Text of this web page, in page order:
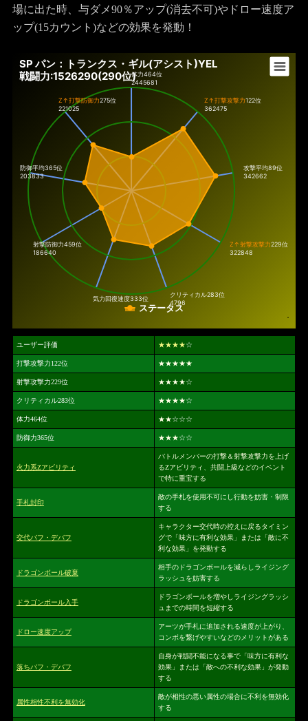
場に出た時、与ダメ90％アップ(消去不可)やドロー速度ア
ップ(15カウント)などの効果を発動！
SP パン：トランクス・ギル(アシスト)YEL
戦闘力:1526290(290位)
ステータス
体力464位
2445681
Z↑打撃攻撃力122位
362475
攻撃平均89位
342662
Z↑射撃攻撃力229位
322848
クリティカル283位
4796
気力回復速度333位
射撃防御力459位
186640
防御平均365位
203833
Z↑打撃防御力275位
221025
ユーザー評価 ★★★★☆
打撃攻撃力122位 ★★★★★
射撃攻撃力229位 ★★★★☆
クリティカル283位 ★★★★☆
体力464位 ★★☆☆☆
防御力365位 ★★★☆☆
火力系Zアビリティ
バトルメンバーの打撃＆射撃攻撃力を上げ
るZアビリティ、共闘上級などのイベント
で特に重宝する
手札封印
敵の手札を使用不可にし行動を妨害・制限
する
交代バフ・デバフ
キャラクター交代時の控えに戻るタイミン
グで「味方に有利な効果」または「敵に不
利な効果」を発動する
ドラゴンボール破棄
相手のドラゴンボールを減らしライジング
ラッシュを妨害する
ドラゴンボール入手
ドラゴンボールを増やしライジングラッシ
ュまでの時間を短縮する
ドロー速度アップ
アーツが手札に追加される速度が上がり、
コンボを繋げやすいなどのメリットがある
落ちバフ・デバフ
自身が戦闘不能になる事で「味方に有利な
効果」または「敵への不利な効果」が発動
する
属性相性不利を無効化
敵が相性の悪い属性の場合に不利を無効化
する